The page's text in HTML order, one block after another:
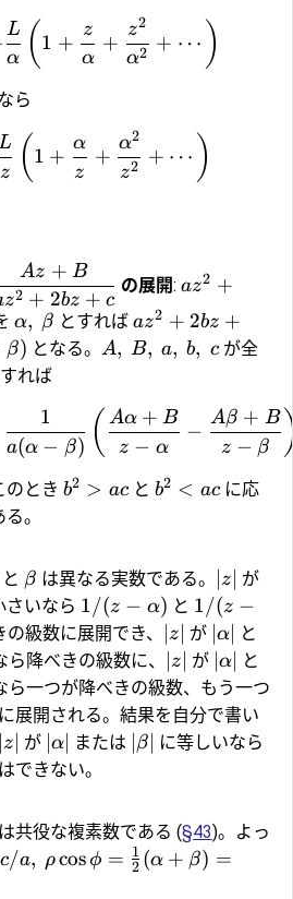
α
L ( 1 +
α
z
+
α2
z2
+ ⋯ )
ら
z ( 1 +
z
α
+
z2
α2
+ ⋯ )
z2 + 2bz + c
Az + B
の展開:az2 +
α, β とすればaz2 + 2bz +
β) となる。 A, B, a, b, cが全
れば
a(α − β)
1 ( z − α
Aα + B
−
z − β
Aβ + B
のとき b2 > acと b2 < acに応
。
β は異なる実数である。 ∣z∣ が
さいなら 1/(z − α) と 1/(z −
の級数に展開でき、 ∣z∣ が ∣α∣ と
ら降べきの級数に、 ∣z∣ が ∣α∣ と
ら一つが降べきの級数、もう一つ
展開される。結果を自分で書い
∣z∣ が ∣α∣ または ∣β∣ に等しいなら
できない。
共役な複素数である (§43)。よっ
c/a, ρcosϕ = 2
1 (α + β) =